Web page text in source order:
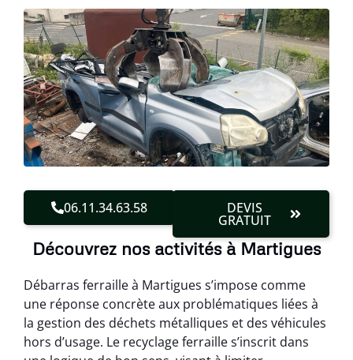
06.11.34.63.58 DEVIS
GRATUIT
Découvrez nos activités à Martigues
Débarras ferraille à Martigues s’impose comme
une réponse concrète aux problématiques liées à
la gestion des déchets métalliques et des véhicules
hors d’usage. Le recyclage ferraille s’inscrit dans